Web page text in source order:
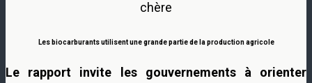
Les biocarburants utilisent une grande partie de la production agricole
Le rapport invite les gouvernements à orienter